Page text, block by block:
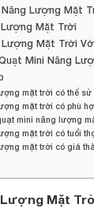
Lượng Mặt
Lượng Mặt Trời
Mặt Trời
Mini Năng
mặt trời có thể
mặt trời có phù
mini năng lượng
mặt trời có tuổi
mặt trời có giá
Lượng Mặt